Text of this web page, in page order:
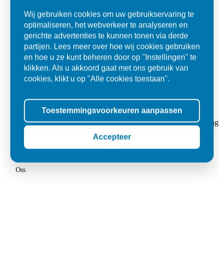
"Goed geholpen bij aankoop en zeer klantvriendelijk. De
Oss
Wij gebruiken cookies om uw gebruikservaring te
optimaliseren, het webverkeer te analyseren en
gerichte advertenties te kunnen tonen via derde
partijen. Lees meer over hoe wij cookies gebruiken
en hoe u ze kunt beheren door op "Instellingen" te
klikken. Als u akkoord gaat met ons gebruik van
cookies, klikt u op "Alle cookies toestaan".
Toestemmingsvoorkeuren aanpassen
Accepteer